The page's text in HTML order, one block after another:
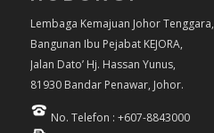
Lembaga Kemajuan Johor Tenggara,
Bangunan Ibu Pejabat KEJORA,
Jalan Dato’ Hj. Hassan Yunus,
81930 Bandar Penawar, Johor.
No. Telefon : +607-8843000